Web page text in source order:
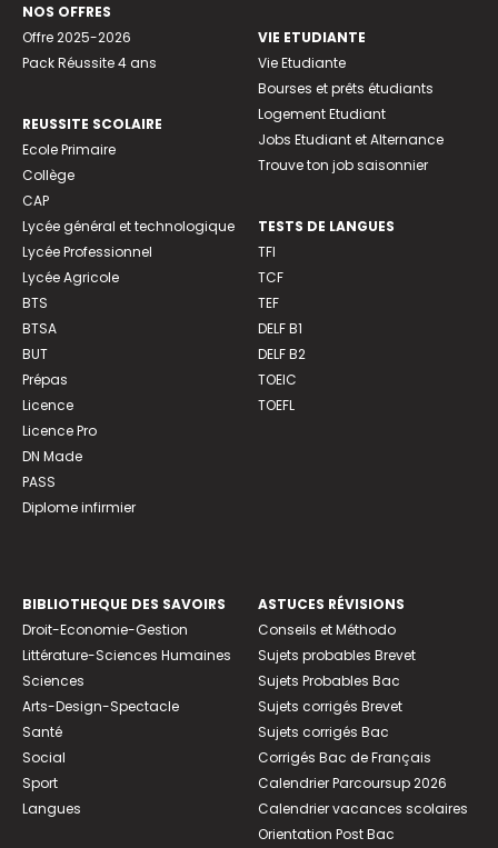
NOS OFFRES
Offre 2025-2026
Pack Réussite 4 ans
REUSSITE SCOLAIRE
Ecole Primaire
Collège
CAP
Lycée général et technologique
Lycée Professionnel
Lycée Agricole
BTS
BTSA
BUT
Prépas
Licence
Licence Pro
DN Made
PASS
Diplome infirmier
VIE ETUDIANTE
Vie Etudiante
Bourses et prêts étudiants
Logement Etudiant
Jobs Etudiant et Alternance
Trouve ton job saisonnier
TESTS DE LANGUES
TFI
TCF
TEF
DELF B1
DELF B2
TOEIC
TOEFL
BIBLIOTHEQUE DES SAVOIRS
Droit-Economie-Gestion
Littérature-Sciences Humaines
Sciences
Arts-Design-Spectacle
Santé
Social
Sport
Langues
ASTUCES RÉVISIONS
Conseils et Méthodo
Sujets probables Brevet
Sujets Probables Bac
Sujets corrigés Brevet
Sujets corrigés Bac
Corrigés Bac de Français
Calendrier Parcoursup 2026
Calendrier vacances scolaires
Orientation Post Bac